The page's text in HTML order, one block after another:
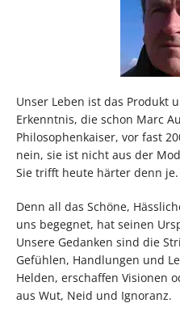
Unser Leben ist das Produkt
Erkenntnis, die schon Marc
Philosophenkaiser, vor fast
nein, sie ist nicht aus der
Sie trifft heute härter denn je.
Denn all das Schöne,
uns begegnet, hat seinen
Unsere Gedanken sind die
Gefühlen, Handlungen und
Helden, erschaffen Visionen
aus Wut, Neid und Ignoranz.